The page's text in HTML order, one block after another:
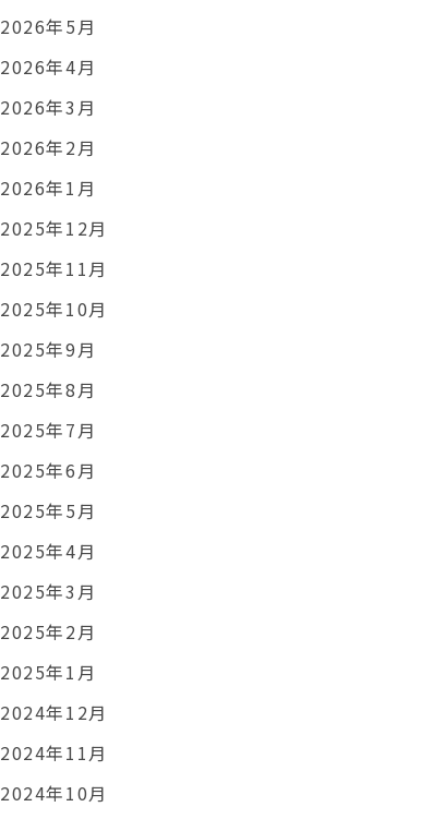
2026年5月
2026年4月
2026年3月
2026年2月
2026年1月
2025年12月
2025年11月
2025年10月
2025年9月
2025年8月
2025年7月
2025年6月
2025年5月
2025年4月
2025年3月
2025年2月
2025年1月
2024年12月
2024年11月
2024年10月